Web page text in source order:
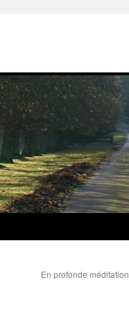
En profonde méditation